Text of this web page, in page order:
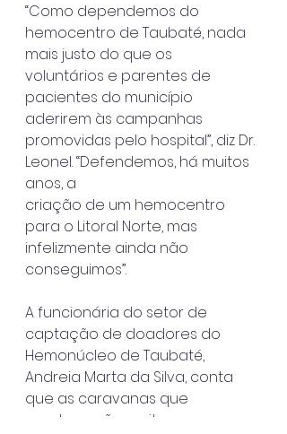
“Como dependemos do
hemocentro de Taubaté, nada
mais justo do que os
voluntários e parentes de
pacientes do município
aderirem às campanhas
promovidas pelo hospital”, diz Dr.
Leonel. “Defendemos, há muitos
anos, a
criação de um hemocentro
para o Litoral Norte, mas
infelizmente ainda não
conseguimos”.
A funcionária do setor de
captação de doadores do
Hemonúcleo de Taubaté,
Andreia Marta da Silva, conta
que as caravanas que
recebem são muito